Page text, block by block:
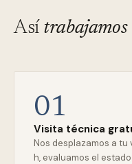
Así trabajamos
01
Visita técnica
Nos desplazamos a
h, evaluamos el